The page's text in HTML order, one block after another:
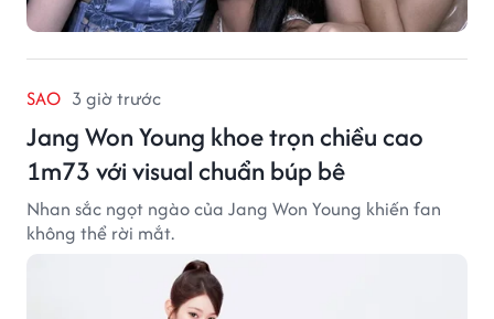
SAO 3 giờ trước
Jang Won Young khoe trọn chiều cao
1m73 với visual chuẩn búp bê
Nhan sắc ngọt ngào của Jang Won Young khiến fan
không thể rời mắt.